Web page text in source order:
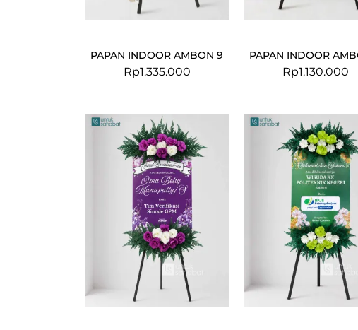
PAPAN INDOOR AMBON 9
Rp1.335.000
PAPAN INDOOR
Rp1.130.000